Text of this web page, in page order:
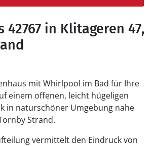
42767 in Klitageren 47,
mit Whirlpool im Bad für Ihre
einem offenen, leicht hügeligen
in naturschöner Umgebung nahe
Strand.
vermittelt den Eindruck von